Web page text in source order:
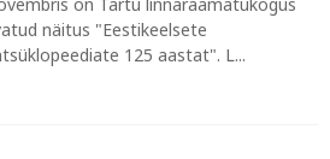
on Tartu linnaraamatukogus
näitus "Eestikeelsete
125 aastat". L...